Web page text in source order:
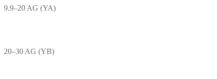
9.9–20 AG (YA)
20–30 AG (YB)